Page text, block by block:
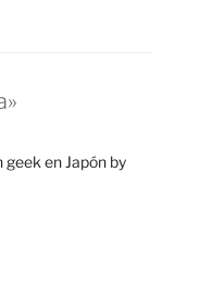
geek en Japón by